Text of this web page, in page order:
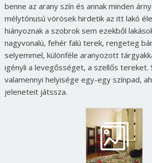
benne az arany szín és annak minden
mélytónusú vörösek hirdetik az itt lakó
hiányoznak a szobrok sem ezekből
nagyvonalú, fehér falú terek, rengeteg
selyemmel, különféle aranyozott
igényli a levegősséget, a szellős tereket.
valamennyi helyisége egy-egy színpad,
jeleneteit játssza.